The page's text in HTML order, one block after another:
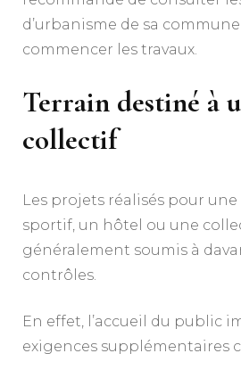
d’urbanisme de sa
commencer les travaux.
Terrain destiné à
collectif
Les projets réalisés pour
sportif, un hôtel ou une
généralement soumis à
contrôles.
En effet, l’accueil du public
exigences supplémentaires